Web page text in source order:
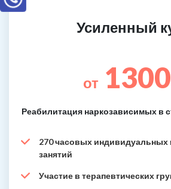
Усиленный
от 1300
Реабилитация наркозависимых в
270 часовых индивидуальных
занятий
Участие в терапевтических